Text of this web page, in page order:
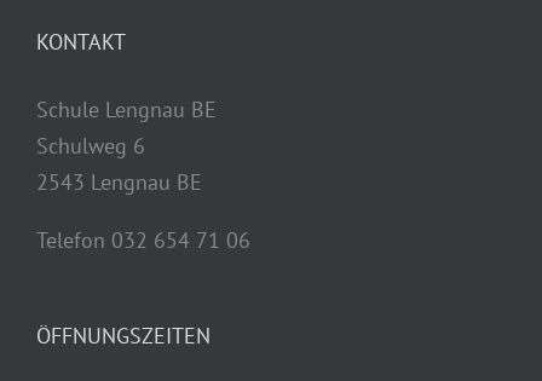
KONTAKT
Schule Lengnau BE
Schulweg 6
2543 Lengnau BE
Telefon 032 654 71 06
ÖFFNUNGSZEITEN